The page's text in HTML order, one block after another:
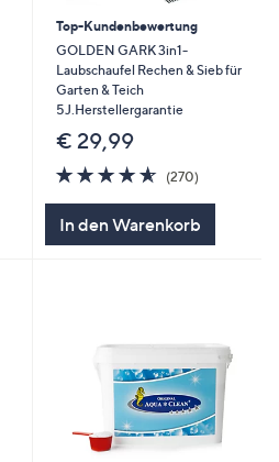
Top-Kundenbewertung
GOLDEN GARK 3in1-
Laubschaufel Rechen & Sieb für
Garten & Teich
5J.Herstellergarantie
€ 29,99
4.5
von
5
(270)
In den Warenkorb